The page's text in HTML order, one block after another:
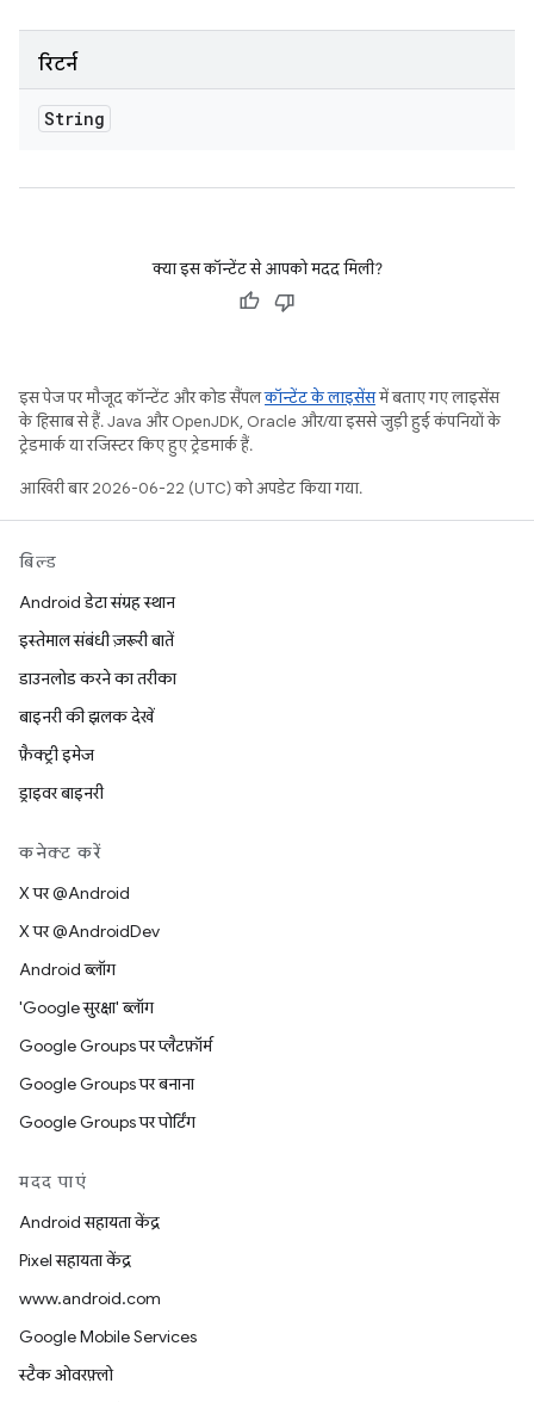
रिटर्न
String
क्या इस कॉन्टेंट से आपको मदद मिली?
इस पेज पर मौजूद कॉन्टेंट और कोड सैंपलकॉन्टेंट के लाइसेंसमें बताए गए लाइसेंस
के हिसाब से हैं. Java और OpenJDK, Oracle और/या इससे जुड़ी हुई कंपनियों के
ट्रेडमार्क या रजिस्टर किए हुए ट्रेडमार्क हैं.
आखिरी बार 2026-06-22 (UTC) को अपडेट किया गया.
बिल्ड
Android डेटा संग्रह स्थान
इस्तेमाल संबंधी ज़रूरी बातें
डाउनलोड करने का तरीका
बाइनरी की झलक देखें
फ़ैक्ट्री इमेज
ड्राइवर बाइनरी
कनेक्ट करें
X पर @Android
X पर @AndroidDev
Android ब्लॉग
'Google सुरक्षा' ब्लॉग
Google Groups पर प्लैटफ़ॉर्म
Google Groups पर बनाना
Google Groups पर पोर्टिंग
मदद पाएं
Android सहायता केंद्र
Pixel सहायता केंद्र
www.android.com
Google Mobile Services
स्टैक ओवरफ़्लो